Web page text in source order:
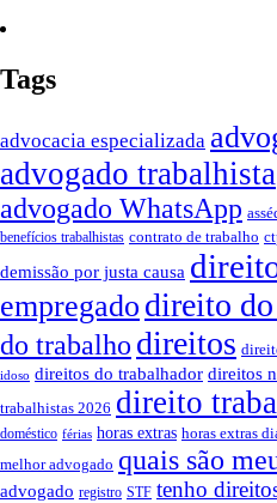
Tags
advocacia especializada
advogado trabalhista
advogado WhatsApp
benefícios trabalhistas contrato de trabalho
demissão por justa causa
empregado direito
do trabalho direitos
idoso direitos do trabalhador direitos
trabalhistas 2026 direito
doméstico férias horas extras horas extras
melhor advogado quais são
advogado registro STF tenho